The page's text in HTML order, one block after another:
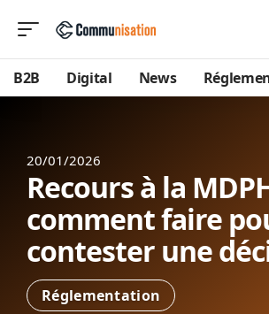
B2B Digital News
20/01/2026
Recours à la
comment faire
contester une
Réglementation